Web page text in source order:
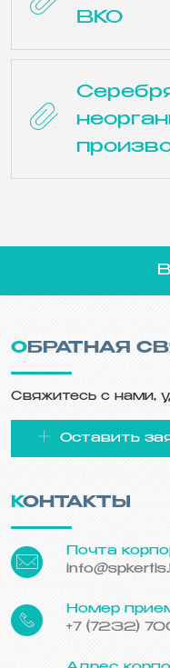
ВКО
ОБРАТНАЯ
Свяжитесь с нами,
Оставить
КОНТАКТЫ
Почта
Номер
+7 (7232)